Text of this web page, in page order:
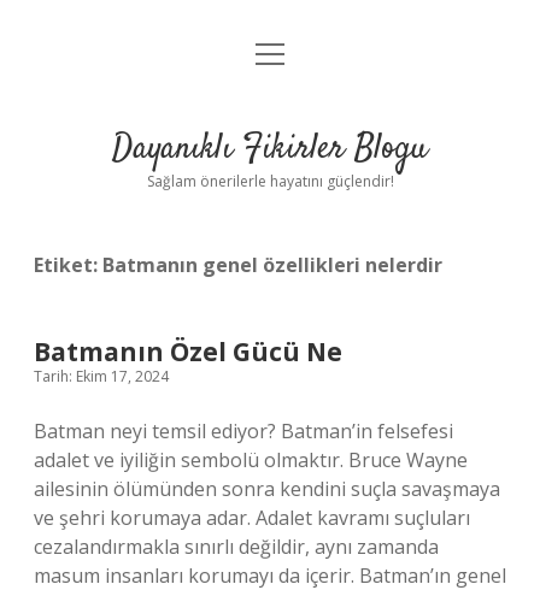
Anasayfa
Yasal Uyarı
menüyü
Dayanıklı Fikirler Blogu
Sağlam önerilerle hayatını güçlendir!
Etiket: Batmanın genel özellikleri nelerdir
Batmanın Özel Gücü Ne
Tarih: Ekim 17, 2024
Batman neyi temsil ediyor? Batman’in felsefesi
adalet ve iyiliğin sembolü olmaktır. Bruce Wayne
ailesinin ölümünden sonra kendini suçla savaşmaya
ve şehri korumaya adar. Adalet kavramı suçluları
cezalandırmakla sınırlı değildir, aynı zamanda
masum insanları korumayı da içerir. Batman’ın genel